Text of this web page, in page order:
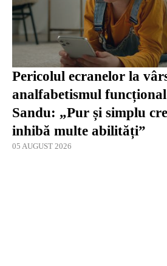
Pericolul ecranelor la
analfabetismul
Sandu: „Pur și simplu
inhibă multe abilități”
05 AUGUST 2026